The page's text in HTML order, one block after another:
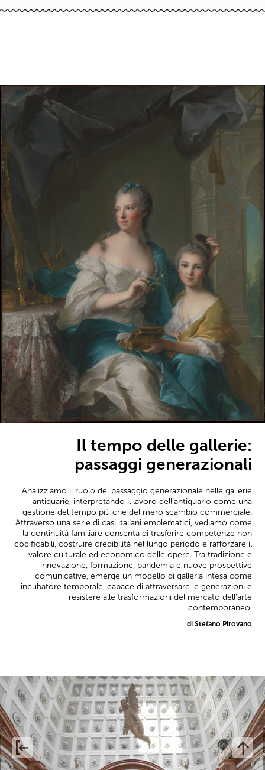
Il tempo delle gallerie:
passaggi generazionali
Analizziamo il ruolo del passaggio generazionale nelle gallerie
antiquarie, interpretando il lavoro dell’antiquario come una
gestione del tempo più che del mero scambio commerciale.
Attraverso una serie di casi italiani emblematici, vediamo come
la continuità familiare consenta di trasferire competenze non
codificabili, costruire credibilità nel lungo periodo e rafforzare il
valore culturale ed economico delle opere. Tra tradizione e
innovazione, formazione, pandemia e nuove prospettive
comunicative, emerge un modello di galleria intesa come
incubatore temporale, capace di attraversare le generazioni e
resistere alle trasformazioni del mercato dell’arte
contemporaneo.
di Stefano Pirovano